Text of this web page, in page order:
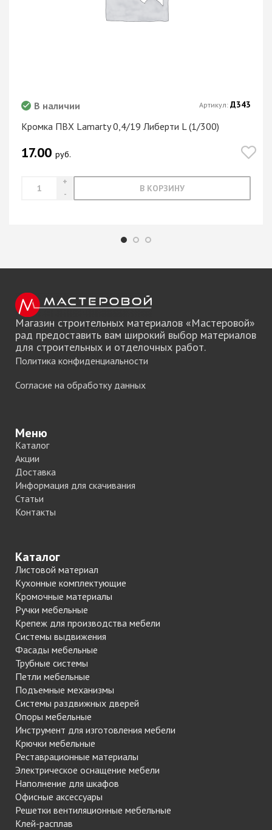
Кромка ПВХ Lamarty 0,4/19 Либерти L (1/300)
В наличии
17.00 руб.
В КОРЗИНУ
Артикул: Д343
Магазин строительных материалов «Мастеровой»
рад предоставить вам широкий выбор материалов
для строительных и отделочных работ.
Политика конфиденциальности
Согласие на обработку данных
Меню
Каталог
Акции
Доставка
Информация для скачивания
Статьи
Контакты
Каталог
Листовой материал
Кухонные комплектующие
Кромочные материалы
Ручки мебельные
Крепеж для производства мебели
Системы выдвижения
Фасады мебельные
Трубные системы
Петли мебельные
Подъемные механизмы
Системы раздвижных дверей
Опоры мебельные
Инструмент для изготовления мебели
Крючки мебельные
Реставрационные материалы
Электрическое оснащение мебели
Наполнение для шкафов
Офисные аксессуары
Решетки вентиляционные мебельные
Клей-расплав